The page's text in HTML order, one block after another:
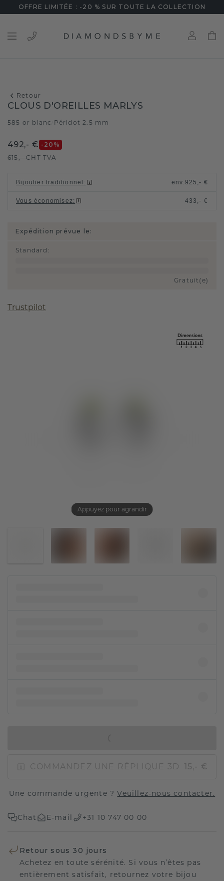
OFFRE LIMITÉE : -20 % SUR TOUTE LA COLLECTION
Retour
Appuyez pour agrandir
CLOUS D'OREILLES MARLYS
585 or blanc Péridot 2.5 mm
492,- € -20 %
615,- €HT TVA
Bijoutier traditionnel : env. 925,- €
Vous économisez: 433,- €
Expédition prévue le:
Standard :
Gratuit(e)
Trustpilot
COMMANDEZ UNE RÉPLIQUE 3D 15,- €
Une commande urgente ?Veuillez-nous contacter.
Chat E-mail +31 10 747 00 00
Retour sous 30 jours
Achetez en toute sérénité. Si vous n’êtes pas
entièrement satisfait, retournez votre bijou